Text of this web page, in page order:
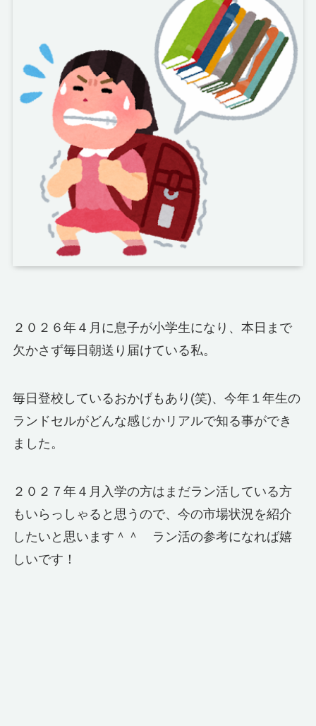
２０２６年４月に息子が小学生になり、本日まで
欠かさず毎日朝送り届けている私。
毎日登校しているおかげもあり(笑)、今年１年生の
ランドセルがどんな感じかリアルで知る事ができ
ました。
２０２７年４月入学の方はまだラン活している方
もいらっしゃると思うので、今の市場状況を紹介
したいと思います＾＾ ラン活の参考になれば嬉
しいです！